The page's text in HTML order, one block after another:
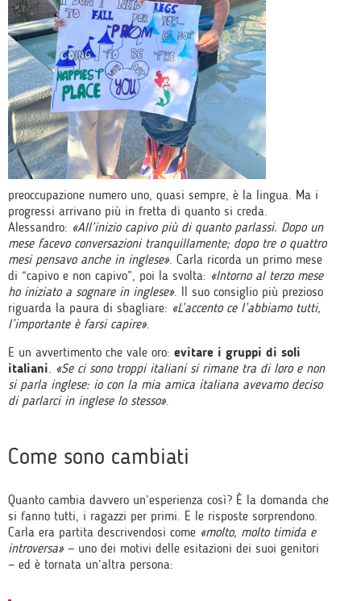
preoccupazione numero uno, quasi sempre, è la lingua. Ma i
progressi arrivano più in fretta di quanto si creda.
Alessandro: «All’inizio capivo più di quanto parlassi. Dopo un
mese facevo conversazioni tranquillamente; dopo tre o quattro
mesi pensavo anche in inglese». Carla ricorda un primo mese
di “capivo e non capivo”, poi la svolta: «Intorno al terzo mese
ho iniziato a sognare in inglese». Il suo consiglio più prezioso
riguarda la paura di sbagliare: «L’accento ce l’abbiamo tutti,
l’importante è farsi capire».
E un avvertimento che vale oro: evitare i gruppi di soli
italiani. «Se ci sono troppi italiani si rimane tra di loro e non
si parla inglese: io con la mia amica italiana avevamo deciso
di parlarci in inglese lo stesso».
Come sono cambiati
Quanto cambia davvero un’esperienza così? È la domanda che
si fanno tutti, i ragazzi per primi. E le risposte sorprendono.
Carla era partita descrivendosi come «molto, molto timida e
introversa»— uno dei motivi delle esitazioni dei suoi genitori
— ed è tornata un’altra persona: